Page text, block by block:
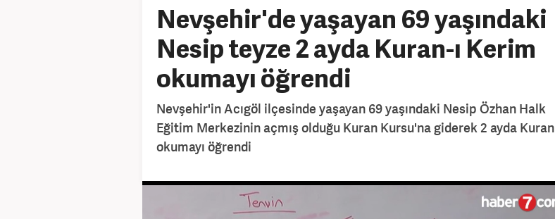
Nevşehir'de yaşayan 69 yaşındaki
Nesip teyze 2 ayda Kuran-ı Kerim
okumayı öğrendi
Nevşehir'in Acıgöl ilçesinde yaşayan 69 yaşındaki Nesip Özhan Halk
Eğitim Merkezinin açmış olduğu Kuran Kursu'na giderek 2 ayda Kuran
okumayı öğrendi